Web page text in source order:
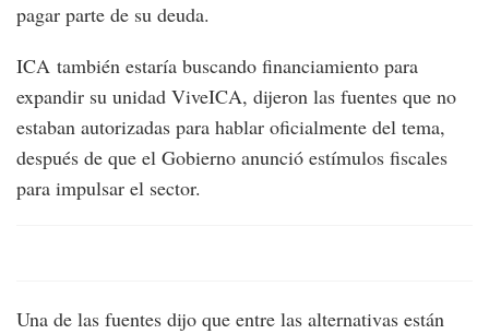
pagar parte de su deuda.
ICA también estaría buscando financiamiento para
expandir su unidad ViveICA, dijeron las fuentes que no
estaban autorizadas para hablar oficialmente del tema,
después de que el Gobierno anunció estímulos fiscales
para impulsar el sector.
Una de las fuentes dijo que entre las alternativas están